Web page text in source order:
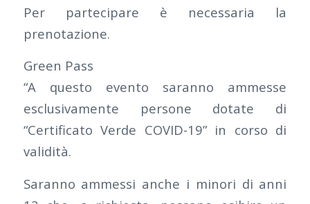
Per partecipare è necessaria la
prenotazione.
Green Pass
“A questo evento saranno ammesse
esclusivamente persone dotate di
“Certificato Verde COVID-19” in corso di
validità.
Saranno ammessi anche i minori di anni